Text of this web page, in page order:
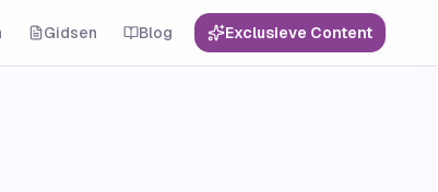
Gidsen Blog Exclusieve Content